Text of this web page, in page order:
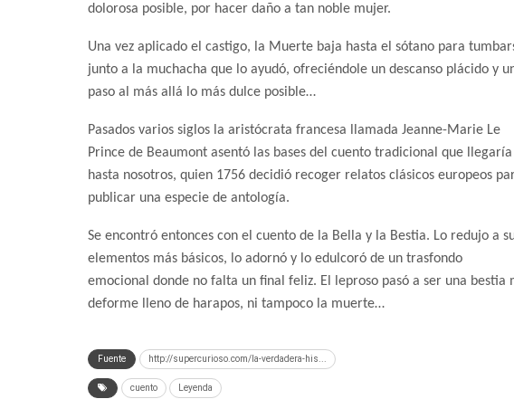
dolorosa posible, por hacer daño a tan noble mujer.
Una vez aplicado el castigo, la Muerte baja hasta el sótano para
junto a la muchacha que lo ayudó, ofreciéndole un descanso plácido y
paso al más allá lo más dulce posible…
Pasados varios siglos la aristócrata francesa llamada Jeanne-Marie Le
Prince de Beaumont asentó las bases del cuento tradicional que llegaría
hasta nosotros, quien 1756 decidió recoger relatos clásicos europeos
publicar una especie de antología.
Se encontró entonces con el cuento de la Bella y la Bestia. Lo redujo a
elementos más básicos, lo adornó y lo edulcoró de un trasfondo
emocional donde no falta un final feliz. El leproso pasó a ser una
deforme lleno de harapos, ni tampoco la muerte…
Fuente http://supercurioso.com/la-verdadera-his...
cuento Leyenda